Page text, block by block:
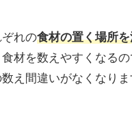
れの食材の置く場所
材を数えやすくなる
え間違いがなくなりま